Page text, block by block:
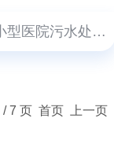
WSZX系列小型医院污水处理设备
/ 7 页 首页 上一页